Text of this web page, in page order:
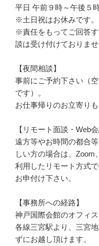
平日 午前９時～午後５
※土日祝はお休みです。
※責任をもってご回答
談は受け付けておりませ
【夜間相談】
事前にご予約下さい（
です）。
お仕事帰りのお立寄り
【リモート面談・Web会
遠方等やお時間の都合
しい方の場合は、Zoom
利用したリモート方式
お申付け下さい。
【事務所への経路】
神戸国際会館のオフィ
各線三宮駅より、三宮
ずにお越し頂けます。